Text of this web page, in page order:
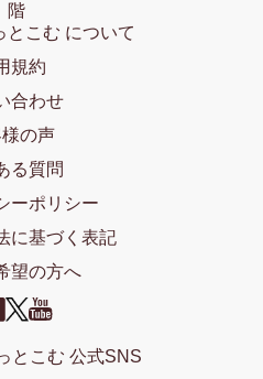
階
とこむ について
規約
合わせ
の声
る質問
ーポリシー
に基づく表記
望の方へ
とこむ 公式SNS